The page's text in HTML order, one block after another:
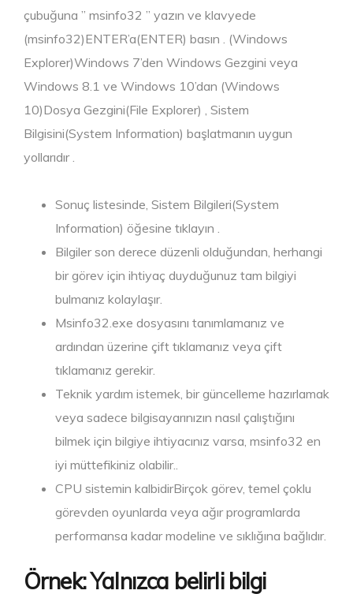
çubuğuna ” msinfo32 ” yazın ve klavyede
(msinfo32)ENTER’a(ENTER) basın . (Windows
Explorer)Windows 7’den Windows Gezgini veya
Windows 8.1 ve Windows 10’dan (Windows
10)Dosya Gezgini(File Explorer) , Sistem
Bilgisini(System Information) başlatmanın uygun
yollarıdır .
Sonuç listesinde, Sistem Bilgileri(System
Information) öğesine tıklayın .
Bilgiler son derece düzenli olduğundan, herhangi
bir görev için ihtiyaç duyduğunuz tam bilgiyi
bulmanız kolaylaşır.
Msinfo32.exe dosyasını tanımlamanız ve
ardından üzerine çift tıklamanız veya çift
tıklamanız gerekir.
Teknik yardım istemek, bir güncelleme hazırlamak
veya sadece bilgisayarınızın nasıl çalıştığını
bilmek için bilgiye ihtiyacınız varsa, msinfo32 en
iyi müttefikiniz olabilir..
CPU sistemin kalbidirBirçok görev, temel çoklu
görevden oyunlarda veya ağır programlarda
performansa kadar modeline ve sıklığına bağlıdır.
Örnek: Yalnızca belirli bilgi